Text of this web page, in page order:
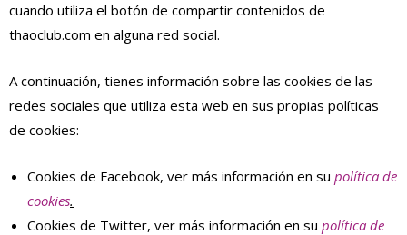
cuando utiliza el botón de compartir contenidos de
thaoclub.com en alguna red social.
A continuación, tienes información sobre las cookies de las
redes sociales que utiliza esta web en sus propias políticas
de cookies:
Cookies de Facebook, ver más información en su política de
cookies.
Cookies de Twitter, ver más información en su política de